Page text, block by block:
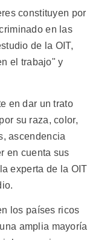
constituyen por
en las
de la OIT,
el trabajo" y
en dar un trato
su raza, color,
ascendencia
en cuenta sus
experta de la OIT
los países ricos
amplia mayoría